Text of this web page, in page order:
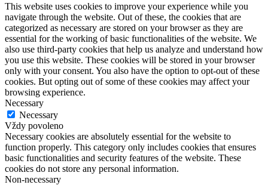
This website uses cookies to improve your experience while you
navigate through the website. Out of these, the cookies that are
categorized as necessary are stored on your browser as they are
essential for the working of basic functionalities of the website. We
also use third-party cookies that help us analyze and understand how
you use this website. These cookies will be stored in your browser
only with your consent. You also have the option to opt-out of these
cookies. But opting out of some of these cookies may affect your
browsing experience.
Necessary
Necessary
Vždy povoleno
Necessary cookies are absolutely essential for the website to
function properly. This category only includes cookies that ensures
basic functionalities and security features of the website. These
cookies do not store any personal information.
Non-necessary